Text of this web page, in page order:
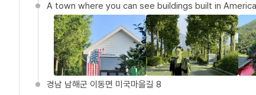
A town where you can see buildings built in
경남 남해군 이동면 미국마을길 8